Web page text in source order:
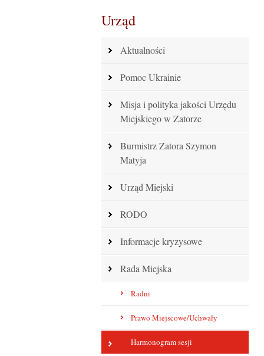
Urząd
Aktualności
Pomoc Ukrainie
Misja i polityka jakości Urzędu
Miejskiego w Zatorze
Burmistrz Zatora Szymon
Matyja
Urząd Miejski
RODO
Informacje kryzysowe
Rada Miejska
Radni
Prawo Miejscowe/Uchwały
Harmonogram sesji